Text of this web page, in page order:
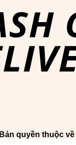
Bản quyền thuộc về